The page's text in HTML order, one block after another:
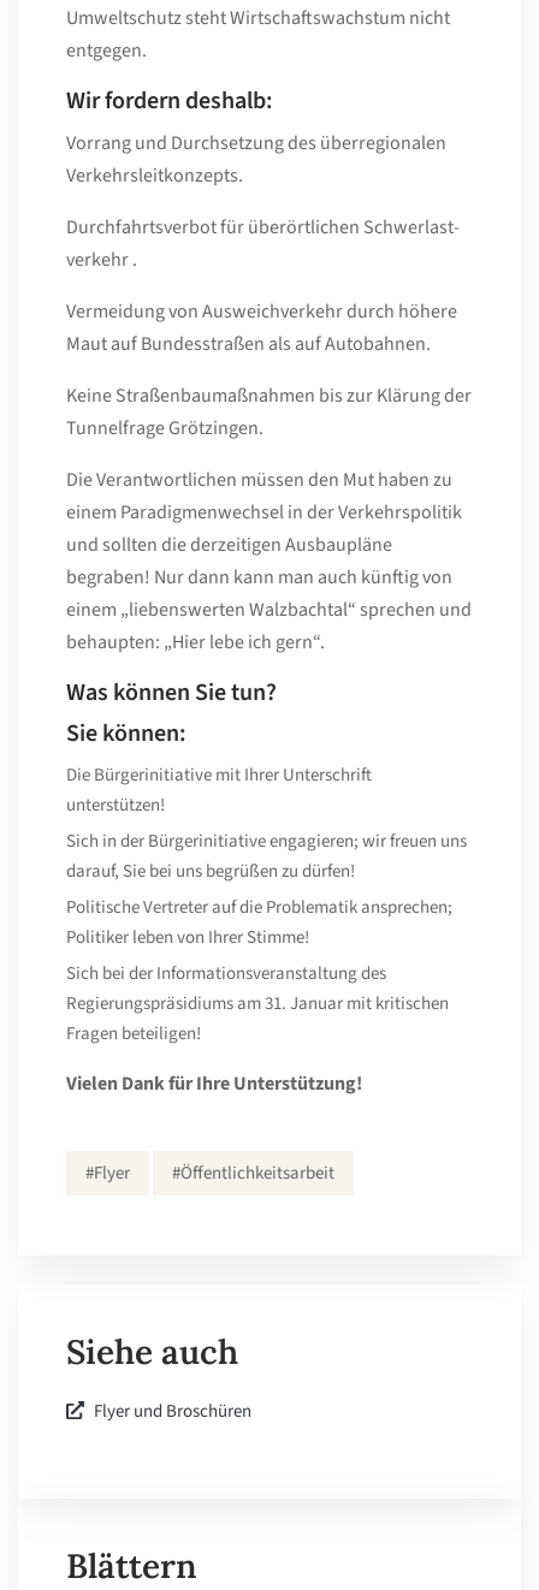
Umweltschutz steht Wirtschaftswachstum nicht
entgegen.
Wir fordern deshalb:
Vorrang und Durchsetzung des überregionalen
Verkehrsleitkonzepts.
Durchfahrtsverbot für überörtlichen Schwerlast-
verkehr .
Vermeidung von Ausweichverkehr durch höhere
Maut auf Bundesstraßen als auf Autobahnen.
Keine Straßenbaumaßnahmen bis zur Klärung der
Tunnelfrage Grötzingen.
Die Verantwortlichen müssen den Mut haben zu
einem Paradigmenwechsel in der Verkehrspolitik
und sollten die derzeitigen Ausbaupläne
begraben! Nur dann kann man auch künftig von
einem „liebenswerten Walzbachtal“ sprechen und
behaupten: „Hier lebe ich gern“.
Was können Sie tun?
Sie können:
Die Bürgerinitiative mit Ihrer Unterschrift
unterstützen!
Sich in der Bürgerinitiative engagieren; wir freuen uns
darauf, Sie bei uns begrüßen zu dürfen!
Politische Vertreter auf die Problematik ansprechen;
Politiker leben von Ihrer Stimme!
Sich bei der Informationsveranstaltung des
Regierungspräsidiums am 31. Januar mit kritischen
Fragen beteiligen!
Vielen Dank für Ihre Unterstützung!
#Flyer #Öffentlichkeitsarbeit
Siehe auch
Flyer und Broschüren
Blättern